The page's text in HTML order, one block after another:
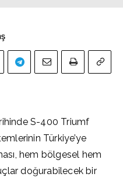
S-400 Triumf
Türkiye’ye
hem bölgesel hem
doğurabilecek bir